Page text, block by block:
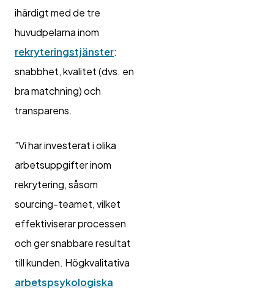
ihärdigt med de tre
huvudpelarna inom
rekryteringstjänster:
snabbhet, kvalitet (dvs. en
bra matchning) och
transparens.
”Vi har investerat i olika
arbetsuppgifter inom
rekrytering, såsom
sourcing-teamet, vilket
effektiviserar processen
och ger snabbare resultat
till kunden. Högkvalitativa
arbetspsykologiska